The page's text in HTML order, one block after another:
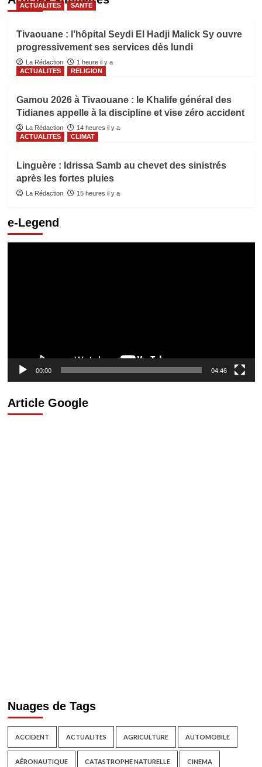
ACTUALITES SANTE
Tivaouane : l’hôpital Seydi El Hadji Malick Sy ouvre
progressivement ses services dès lundi
La Rédaction
1 heure il y a
ACTUALITES
RELIGION
Gamou 2026 à Tivaouane : le Khalife général des
Tidianes appelle à la discipline et vise zéro accident
La Rédaction
14 heures il y a
ACTUALITES
CLIMAT
Linguère : Idrissa Samb au chevet des sinistrés
après les fortes pluies
La Rédaction 15 heures il y a
e-Legend
00:00 04:46
Article Google
Nuages de Tags
ACCIDENT ACTUALITES AGRICULTURE AUTOMOBILE
AÉRONAUTIQUE CATASTROPHE NATURELLE CINEMA